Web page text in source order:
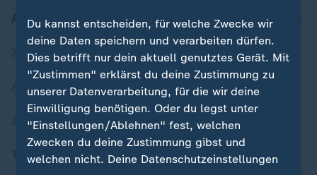
Aktuell bei ZDFheute
Zuletzt veröffentlicht
Aktuelle Sendungs-Videos
ZDFheute Stories
Themen im Überblick
Du kannst entscheiden, für welche Zwecke wir
deine Daten speichern und verarbeiten dürfen.
Dies betrifft nur dein aktuell genutztes Gerät. Mit
"Zustimmen" erklärst du deine Zustimmung zu
unserer Datenverarbeitung, für die wir deine
Einwilligung benötigen. Oder du legst unter
"Einstellungen/Ablehnen" fest, welchen
Zwecken du deine Zustimmung gibst und
welchen nicht. Deine Datenschutzeinstellungen